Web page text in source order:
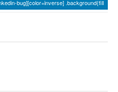
bug][color=inverse] .background{fill